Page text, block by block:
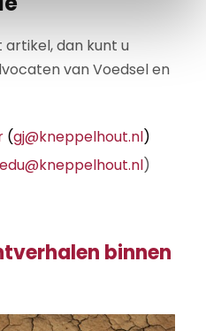
artikel, dan kunt u
van Voedsel en
(gj@kneppelhout.nl)
edu@kneppelhout.nl)
binnen